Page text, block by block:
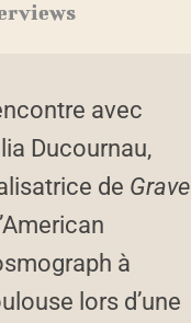
avec
Ducournau,
de Grave
à
lors d’une